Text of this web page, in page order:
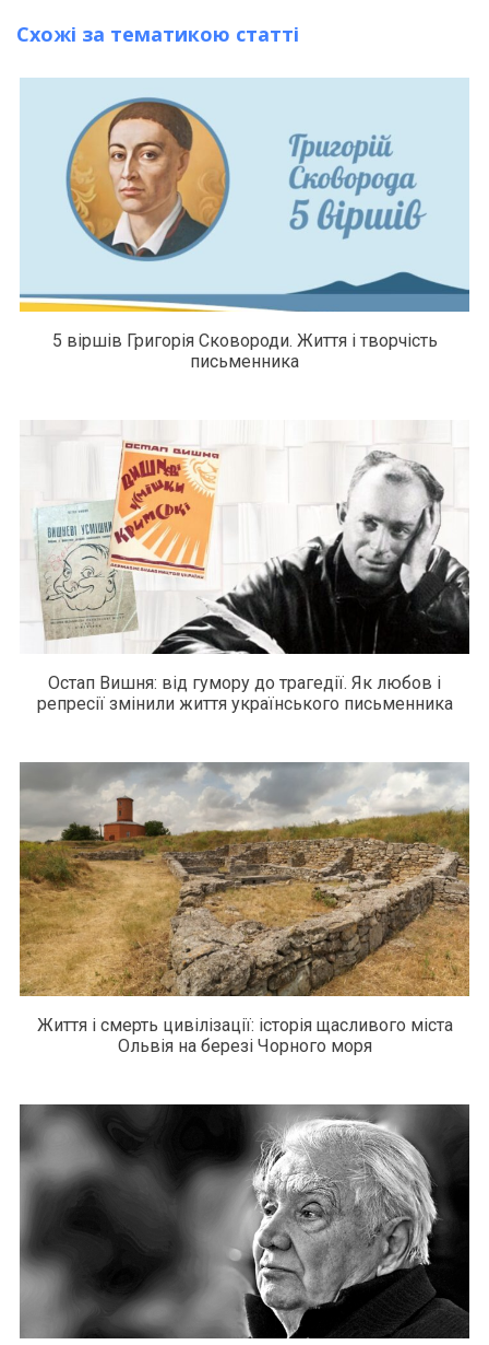
Схожі за тематикою статті
5 віршів Григорія Сковороди. Життя і творчість
письменника
Остап Вишня: від гумору до трагедії. Як любов і
репресії змінили життя українського письменника
Життя і смерть цивілізації: історія щасливого міста
Ольвія на березі Чорного моря